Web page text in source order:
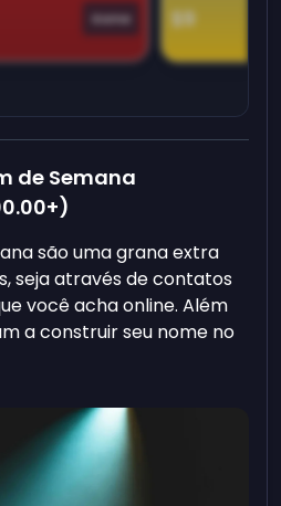
Game $9
de Semana
+)
são uma grana extra
seja através de contatos
você acha online. Além
a construir seu nome no